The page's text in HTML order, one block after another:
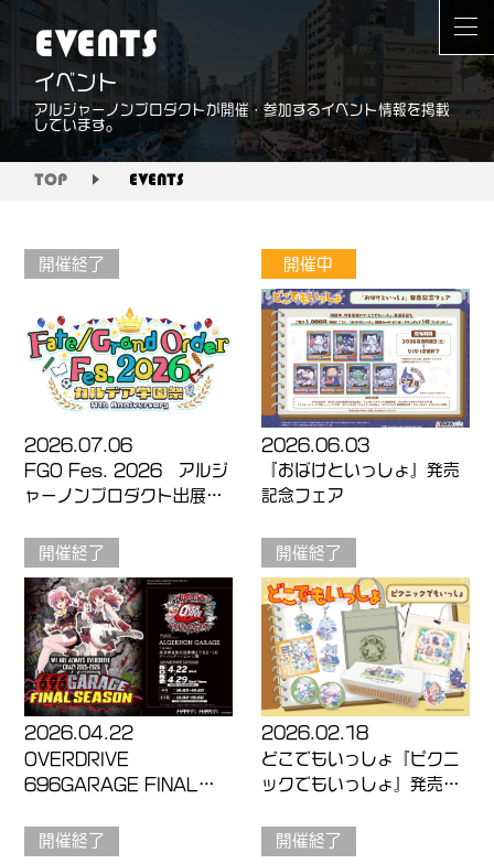
EVENTS
イベント
アルジャーノンプロダクトが開催・参加するイベント情報を掲載
しています。
TOP EVENTS
開催終了
2026.07.06
FGO Fes. 2026 アルジ
ャーノンプロダクト出展決
開催中
2026.06.03
『おばけといっしょ』発売
記念フェア
開催終了
2026.04.22
OVERDRIVE
696GARAGE FINAL
開催終了
2026.02.18
どこでもいっしょ『ピクニ
ックでもいっしょ』発売記
開催終了
開催終了